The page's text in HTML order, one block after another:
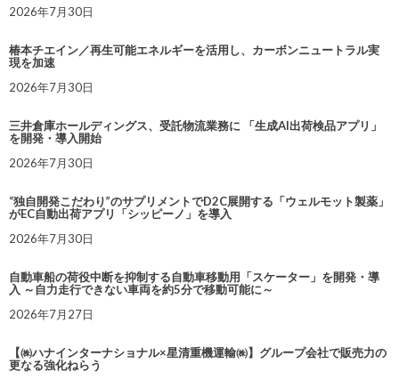
2026年7月30日
椿本チエイン／再生可能エネルギーを活用し、カーボンニュートラル実
現を加速
2026年7月30日
三井倉庫ホールディングス、受託物流業務に 「生成AI出荷検品アプリ」
を開発・導入開始
2026年7月30日
“独自開発こだわり”のサプリメントでD2C展開する「ウェルモット製薬」
がEC自動出荷アプリ「シッピーノ」を導入
2026年7月30日
自動車船の荷役中断を抑制する自動車移動用「スケーター」を開発・導
入 ～自力走行できない車両を約5分で移動可能に～
2026年7月27日
【㈱ハナインターナショナル×星清重機運輸㈱】グループ会社で販売力の
更なる強化ねらう